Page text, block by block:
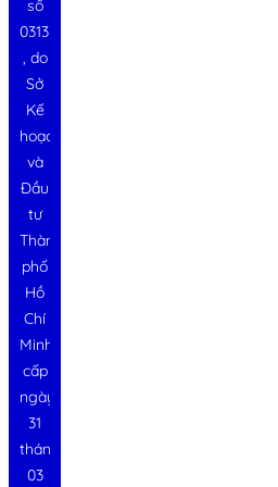
số
0313728340
, do
Sở
Kế
hoạch
và
Đầu
tư
Thành
phố
Hồ
Chí
Minh
cấp
ngày
31
tháng
03